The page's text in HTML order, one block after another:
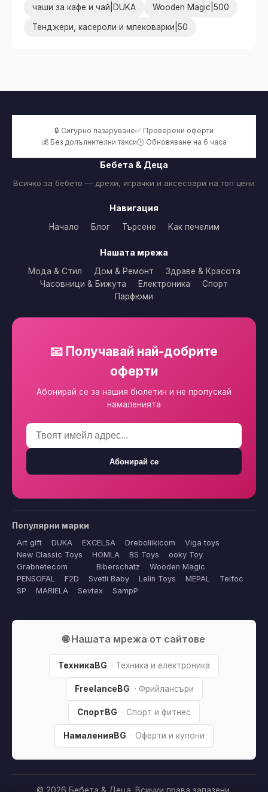
чаши за кафе и чай|DUKA Wooden Magic|500
Тенджери, касероли и млековарки|50
🔒 Сигурно пазаруване✅ Проверени оферти
💰 Без допълнителни такси🕒 Обновяване на 6 часа
Бебета & Деца
Всичко за бебето — дрехи, играчки и аксесоари на топ цени
Навигация
Начало Блог Търсене Как печелим
Нашата мрежа
Мода & Стил Дом & Ремонт
Здраве & Красота
Часовници & Бижута
Електроника
Спорт
Парфюми
📧 Получавай най-добрите
оферти
Абонирай се за нашия бюлетин и не пропускай
намаленията
Абонирай се
Популярни марки
Art gift DUKA EXCELSA Dreboliikicom
Viga toys
New Classic Toys
HOMLA BS Toys
ooky Toy
Grabnetecom
Biberschatz
Wooden Magic
PENSOFAL
F2D Svetli Baby Lelin Toys MEPAL
Teifoc
SP
MARIELA Sevtex SampP
🌐 Нашата мрежа от сайтове
ТехникаBG · Техника и електроника
FreelanceBG · Фрийлансъри
СпортBG · Спорт и фитнес
НамаленияBG · Оферти и купони